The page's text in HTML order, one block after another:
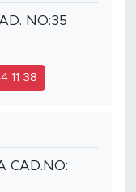
NO:35
11 38
CAD.NO: